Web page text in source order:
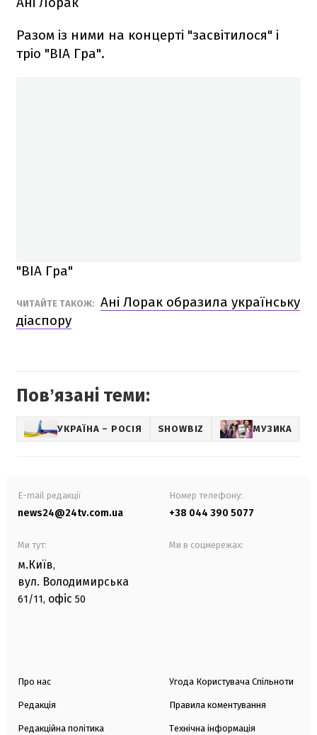
Разом із ними на концерті "засвітилося" і
тріо "ВІА Гра".
"ВІА Гра"
ЧИТАЙТЕ ТАКОЖ: Ані Лорак образила українську
діаспору
Повʼязані теми:
УКРАЇНА – РОСІЯ SHOWBIZ МУЗИКА
E-mail редакції
news24@24tv.com.ua
Номер телефону:
+38 044 390 5077
Ми тут:
м.Київ,
вул. Володимирська
61/11, офіс 50
Ми в соцмережах:
Про нас
Редакція
Редакційна політика
Угода Користувача Спільноти
Правила коментування
Технічна інформація